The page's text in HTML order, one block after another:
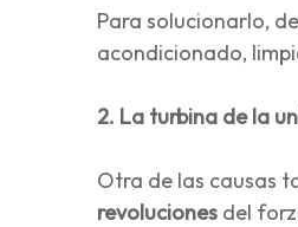
Para solucionarlo,
acondicionado,
2. La turbina de la
Otra de las causas
revoluciones del